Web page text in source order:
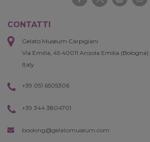
CONTATTI
Gelato Museum Carpigiani
Via Emilia, 45 40011 Anzola Emilia (Bologna)
Italy
+39 051 6505306
+39 344 3804701
booking@gelatomuseum.com